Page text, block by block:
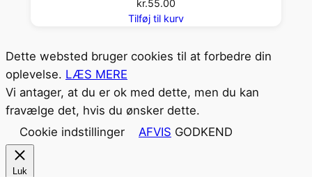
kr.55.00
Tilføj til kurv
Dette websted bruger cookies til at forbedre din
oplevelse. LÆS MERE
Vi antager, at du er ok med dette, men du kan
fravælge det, hvis du ønsker dette.
Cookie indstillinger
AFVIS GODKEND
Luk